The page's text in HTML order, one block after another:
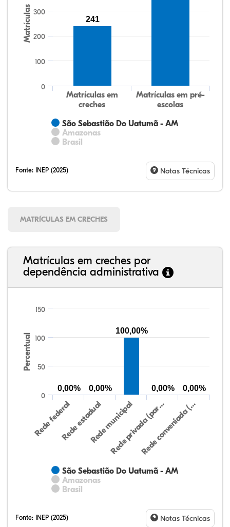
Matrículas
São Sebastião Do Uatumã - AM
Amazonas
Brasil
Matrículas em
creches
Matrículas em pré-
escolas
0
100
200
300
241
Fonte: INEP (2025) Notas Técnicas
MATRÍCULAS EM CRECHES
Matrículas em creches por
dependência administrativa
Percentual
São Sebastião Do Uatumã - AM
Amazonas
Brasil
Rede federalRede estadualRede municipal
Rede privada (par…Rede conveniada (…
0
50
100
150
0,00% 0,00%
100,00%
0,00% 0,00%
Fonte: INEP (2025) Notas Técnicas